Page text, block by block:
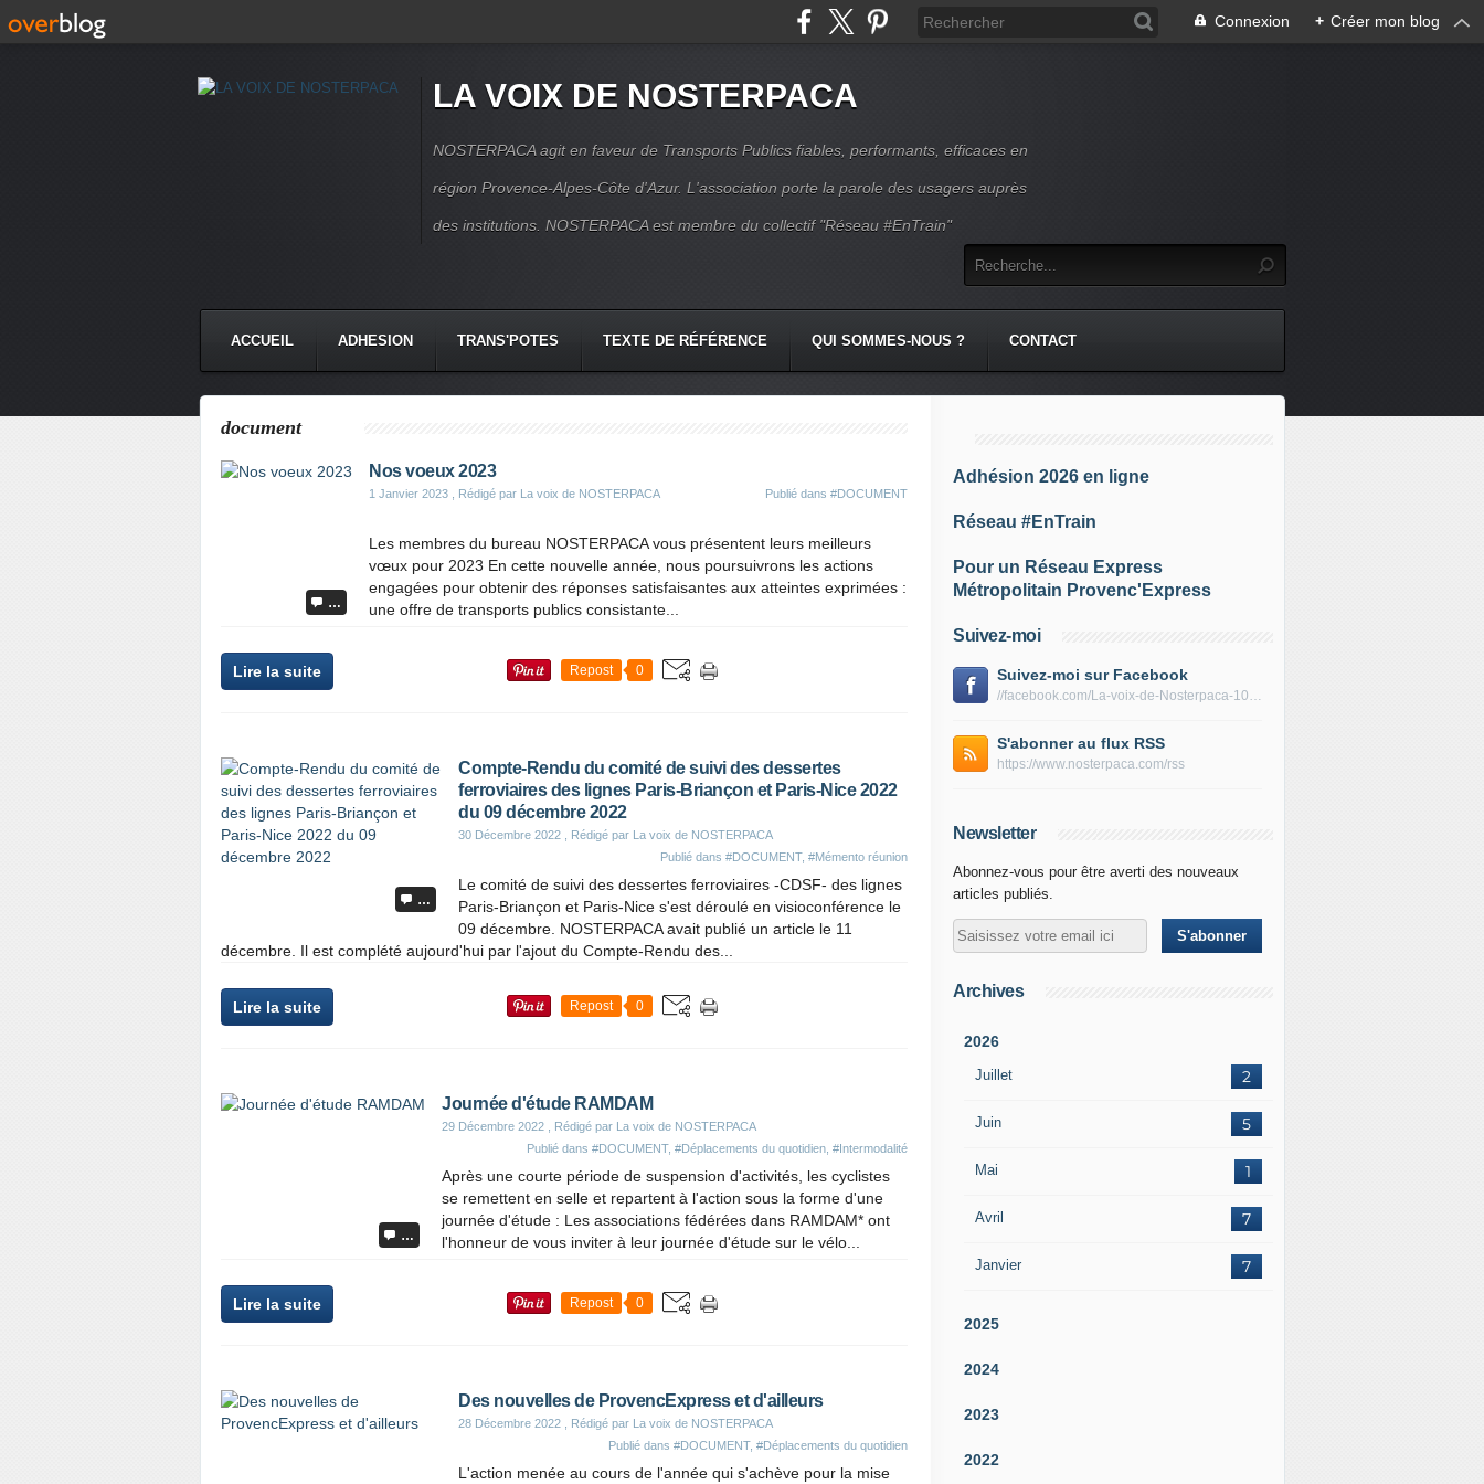
Connexion + Créer mon blog
LA VOIX DE NOSTERPACA
NOSTERPACA agit en faveur de Transports Publics fiables, performants, efficaces en
région Provence-Alpes-Côte d'Azur. L'association porte la parole des usagers auprès
des institutions. NOSTERPACA est membre du collectif "Réseau #EnTrain"
ACCUEIL ADHESION TRANS'POTES TEXTE DE RÉFÉRENCE QUI SOMMES-NOUS ? CONTACT
document
…
Nos voeux 2023
1 Janvier 2023 , Rédigé par La voix de NOSTERPACA Publié dans #DOCUMENT
Les membres du bureau NOSTERPACA vous présentent leurs meilleurs
vœux pour 2023 En cette nouvelle année, nous poursuivrons les actions
engagées pour obtenir des réponses satisfaisantes aux atteintes exprimées :
une offre de transports publics consistante...
Lire la suite Repost 0
…
Compte-Rendu du comité de suivi des dessertes
ferroviaires des lignes Paris-Briançon et Paris-Nice 2022
du 09 décembre 2022
30 Décembre 2022 , Rédigé par La voix de NOSTERPACA
Publié dans #DOCUMENT, #Mémento réunion
Le comité de suivi des dessertes ferroviaires -CDSF- des lignes
Paris-Briançon et Paris-Nice s'est déroulé en visioconférence le
09 décembre. NOSTERPACA avait publié un article le 11
décembre. Il est complété aujourd'hui par l'ajout du Compte-Rendu des...
Lire la suite Repost 0
…
Journée d'étude RAMDAM
29 Décembre 2022 , Rédigé par La voix de NOSTERPACA
Publié dans #DOCUMENT, #Déplacements du quotidien #Intermodalité
Après une courte période de suspension d'activités, les cyclistes
se remettent en selle et repartent à l'action sous la forme d'une
journée d'étude : Les associations fédérées dans RAMDAM* ont
l'honneur de vous inviter à leur journée d'étude sur le vélo...
Lire la suite Repost 0
Des nouvelles de ProvencExpress et d'ailleurs
28 Décembre 2022 , Rédigé par La voix de NOSTERPACA
Publié dans #DOCUMENT, #Déplacements du quotidien
L'action menée au cours de l'année qui s'achève pour la mise
Adhésion 2026 en ligne
Réseau #EnTrain
Pour un Réseau Express
Métropolitain Provenc'Express
Suivez-moi
Suivez-moi sur Facebook
//facebook.com/La-voix-de-Nosterpaca-106434384284735
S'abonner au flux RSS
https://www.nosterpaca.com/rss
Newsletter
Abonnez-vous pour être averti des nouveaux
articles publiés.
Archives
2026
Juillet 2
Juin 5
Mai 1
Avril 7
Janvier 7
2025
2024
2023
2022